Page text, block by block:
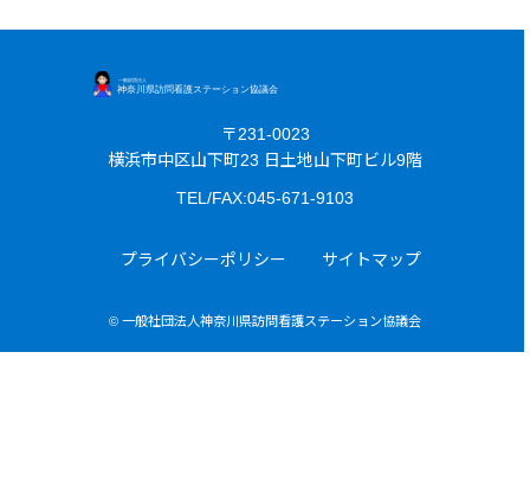
〒231-0023
横浜市中区山下町23 日土地山下町ビル9階
TEL/FAX:045-671-9103
プライバシーポリシー サイトマップ
© 一般社団法人神奈川県訪問看護ステーション協議会